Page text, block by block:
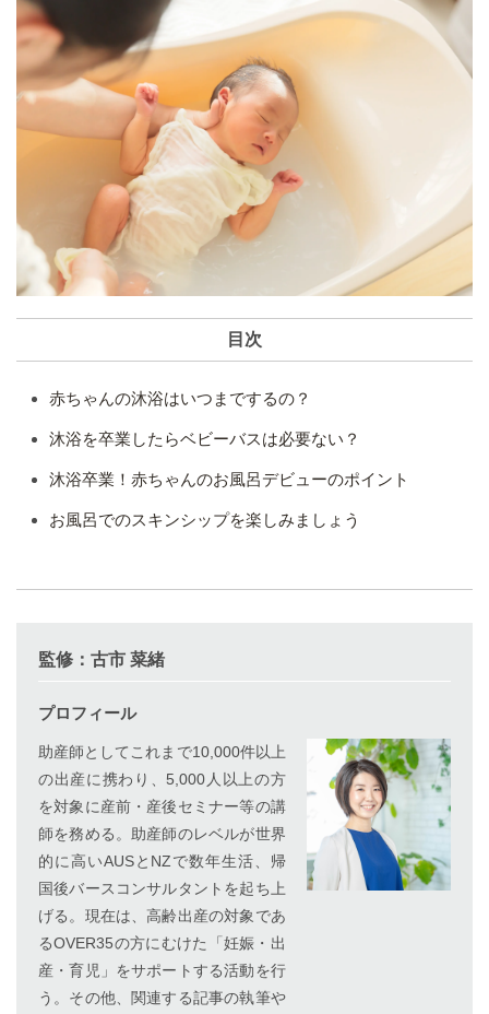
目次
赤ちゃんの沐浴はいつまでするの？
沐浴を卒業したらベビーバスは必要ない？
沐浴卒業！赤ちゃんのお風呂デビューのポイント
お風呂でのスキンシップを楽しみましょう
監修：古市 菜緒
プロフィール
助産師としてこれまで10,000件以上
の出産に携わり、5,000人以上の方
を対象に産前・産後セミナー等の講
師を務める。助産師のレベルが世界
的に高いAUSとNZで数年生活、帰
国後バースコンサルタントを起ち上
げる。現在は、高齢出産の対象であ
るOVER35の方にむけた「妊娠・出
産・育児」をサポートする活動を行
う。その他、関連する記事の執筆や